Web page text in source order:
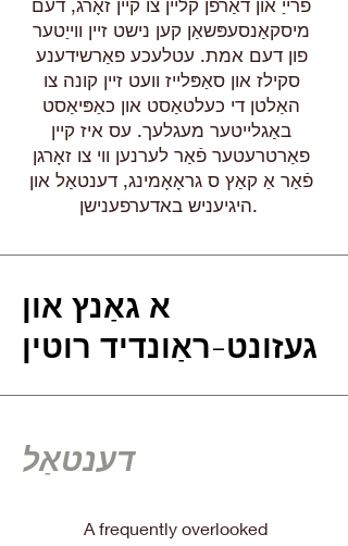
פרייַ און דאַרפן קליין צו קיין זאָרג, דעם
מיסקאַנסעפּשאַן קען נישט זיין ווייַטער
פון דעם אמת. עטלעכע פאַרשידענע
סקילז און סאַפּלייז וועט זיין קונה צו
האַלטן די כעלטאַסט און כאַפּיאַסט
באַגלייטער מעגלעך. עס איז קיין
פאַרטרעטער פֿאַר לערנען ווי צו זאָרגן
פֿאַר אַ קאַץ ס גראָאָמינג, דענטאַל און
היגיעניש באדערפענישן.
א גאַנץ און
געזונט-ראַונדיד רוטין
דענטאַל
A frequently overlooked